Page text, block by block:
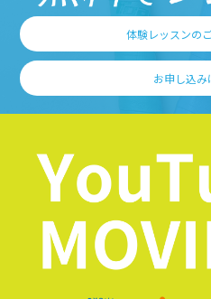
体験レッスンの
お申し込み